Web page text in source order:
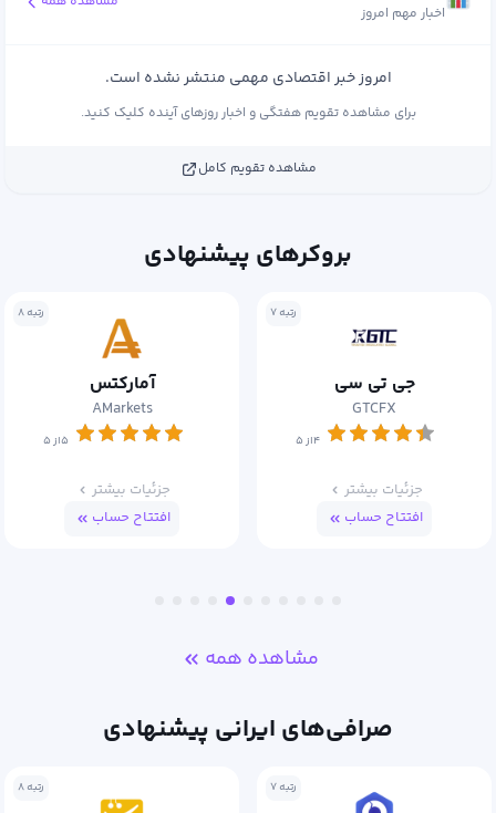
اخبار مهم امروز
امروز خبر اقتصادی مهمی منتشر نشده است.
برای مشاهده تقویم هفتگی و اخبار روزهای آینده کلیک کنید.
مشاهده تقویم کامل
بروکرهای پیشنهادی
رتبه ۷
جی تی سی
GTCFX
۴از ۵
جزئیات بیشتر
افتتاح حساب
رتبه ۸
آمارکتس
AMarkets
۵از ۵
جزئیات بیشتر
افتتاح حساب
مشاهده همه
صرافی‌های ایرانی پیشنهادی
رتبه ۷ رتبه ۸